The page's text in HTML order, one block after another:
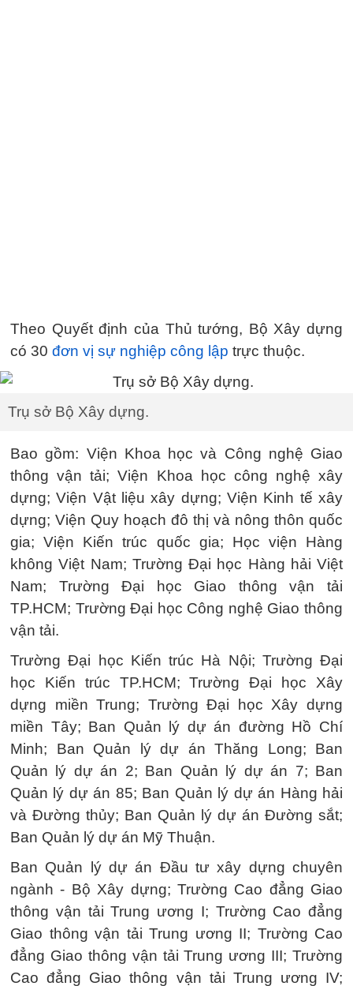
Theo Quyết định của Thủ tướng, Bộ Xây dựng
có 30 đơn vị sự nghiệp công lập trực thuộc.
Trụ sở Bộ Xây dựng.
Bao gồm: Viện Khoa học và Công nghệ Giao
thông vận tải; Viện Khoa học công nghệ xây
dựng; Viện Vật liệu xây dựng; Viện Kinh tế xây
dựng; Viện Quy hoạch đô thị và nông thôn quốc
gia; Viện Kiến trúc quốc gia; Học viện Hàng
không Việt Nam; Trường Đại học Hàng hải Việt
Nam; Trường Đại học Giao thông vận tải
TP.HCM; Trường Đại học Công nghệ Giao thông
vận tải.
Trường Đại học Kiến trúc Hà Nội; Trường Đại
học Kiến trúc TP.HCM; Trường Đại học Xây
dựng miền Trung; Trường Đại học Xây dựng
miền Tây; Ban Quản lý dự án đường Hồ Chí
Minh; Ban Quản lý dự án Thăng Long; Ban
Quản lý dự án 2; Ban Quản lý dự án 7; Ban
Quản lý dự án 85; Ban Quản lý dự án Hàng hải
và Đường thủy; Ban Quản lý dự án Đường sắt;
Ban Quản lý dự án Mỹ Thuận.
Ban Quản lý dự án Đầu tư xây dựng chuyên
ngành - Bộ Xây dựng; Trường Cao đẳng Giao
thông vận tải Trung ương I; Trường Cao đẳng
Giao thông vận tải Trung ương II; Trường Cao
đẳng Giao thông vận tải Trung ương III; Trường
Cao đẳng Giao thông vận tải Trung ương IV;